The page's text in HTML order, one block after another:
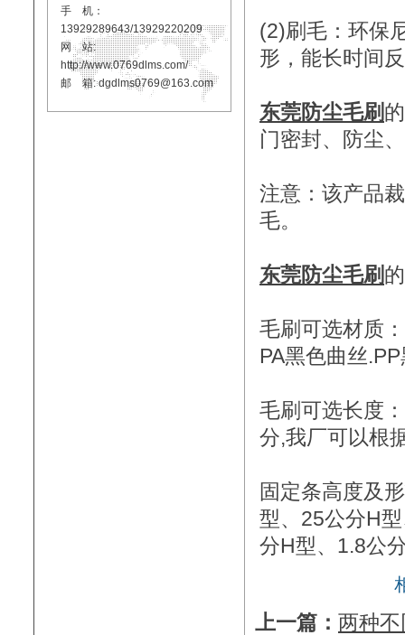
手 机：
13929289643/13929220209
网 站:
http://www.0769dlms.com/
邮 箱: dgdlms0769@163.com
(2)刷毛：环保
形，能长时间
东莞防尘毛刷
门密封、防尘
注意：该产品
毛。
东莞防尘毛刷
毛刷可选材质
PA黑色曲丝
毛刷可选长度
分,我厂可以根
固定条高度及
型、25公分H
分H型、1.8公
上一篇： 两种